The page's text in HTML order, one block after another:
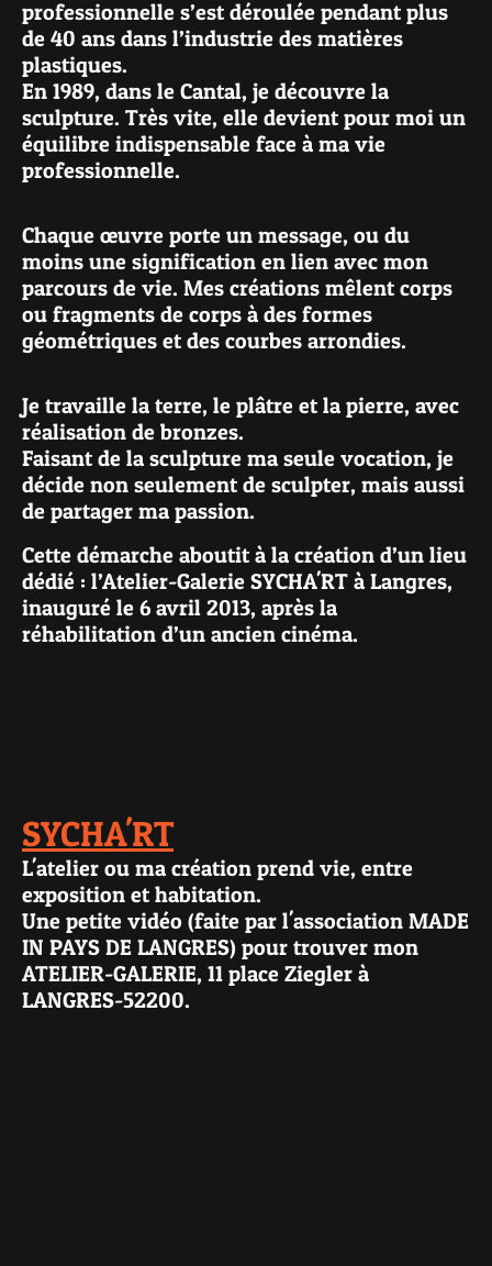
professionnelle s’est déroulée pendant plus
de 40 ans dans l’industrie des matières
plastiques.
En 1989, dans le Cantal, je découvre la
sculpture. Très vite, elle devient pour moi un
équilibre indispensable face à ma vie
professionnelle.
Chaque œuvre porte un message, ou du
moins une signification en lien avec mon
parcours de vie. Mes créations mêlent corps
ou fragments de corps à des formes
géométriques et des courbes arrondies.
Je travaille la terre, le plâtre et la pierre, avec
réalisation de bronzes.
Faisant de la sculpture ma seule vocation, je
décide non seulement de sculpter, mais aussi
de partager ma passion.
Cette démarche aboutit à la création d’un lieu
dédié : l’Atelier-Galerie SYCHA'RT à Langres,
inauguré le 6 avril 2013, après la
réhabilitation d’un ancien cinéma.
SYCHA'RT
L'atelier ou ma création prend vie, entre
exposition et habitation.
Une petite vidéo (faite par l'association MADE
IN PAYS DE LANGRES) pour trouver mon
ATELIER-GALERIE, 11 place Ziegler à
LANGRES-52200.